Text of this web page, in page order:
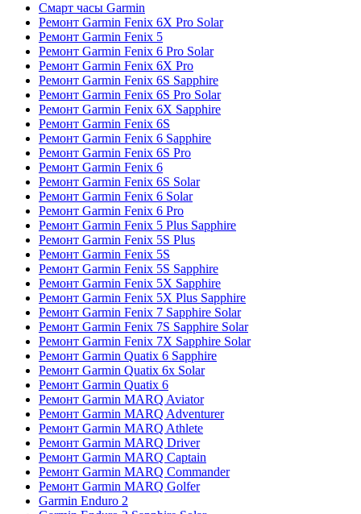
Смарт часы Garmin
Ремонт Garmin Fenix 6X Pro Solar
Ремонт Garmin Fenix 5
Ремонт Garmin Fenix 6 Pro Solar
Ремонт Garmin Fenix 6X Pro
Ремонт Garmin Fenix 6S Sapphire
Ремонт Garmin Fenix 6S Pro Solar
Ремонт Garmin Fenix 6X Sapphire
Ремонт Garmin Fenix 6S
Ремонт Garmin Fenix 6 Sapphire
Ремонт Garmin Fenix 6S Pro
Ремонт Garmin Fenix 6
Ремонт Garmin Fenix 6S Solar
Ремонт Garmin Fenix 6 Solar
Ремонт Garmin Fenix 6 Pro
Ремонт Garmin Fenix 5 Plus Sapphire
Ремонт Garmin Fenix 5S Plus
Ремонт Garmin Fenix 5S
Ремонт Garmin Fenix 5S Sapphire
Ремонт Garmin Fenix 5X Sapphire
Ремонт Garmin Fenix 5X Plus Sapphire
Ремонт Garmin Fenix 7 Sapphire Solar
Ремонт Garmin Fenix 7S Sapphire Solar
Ремонт Garmin Fenix 7X Sapphire Solar
Ремонт Garmin Quatix 6 Sapphire
Ремонт Garmin Quatix 6x Solar
Ремонт Garmin Quatix 6
Ремонт Garmin MARQ Aviator
Ремонт Garmin MARQ Adventurer
Ремонт Garmin MARQ Athlete
Ремонт Garmin MARQ Driver
Ремонт Garmin MARQ Captain
Ремонт Garmin MARQ Commander
Ремонт Garmin MARQ Golfer
Garmin Enduro 2